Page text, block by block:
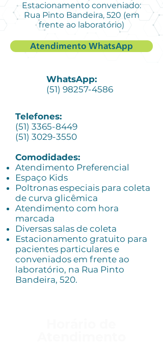
Estacionamento conveniado:
Rua Pinto Bandeira, 520 (em
frente ao laboratório)
Atendimento WhatsApp
WhatsApp:
(51) 98257-4586
Telefones:
(51) 3365-8449
(51) 3029-3550
Comodidades:
Atendimento Preferencial
Espaço Kids
Poltronas especiais para coleta
de curva glicêmica
Atendimento com hora
marcada
Diversas salas de coleta
Estacionamento gratuito para
pacientes particulares e
conveniados em frente ao
laboratório, na Rua Pinto
Bandeira, 520.